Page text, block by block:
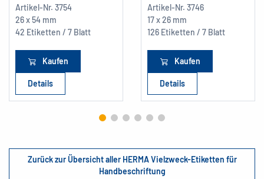
Artikel-Nr. 3754
26 x 54 mm
42 Etiketten / 7 Blatt
Kaufen
Details
Artikel-Nr. 3746
17 x 26 mm
126 Etiketten / 7 Blatt
Kaufen
Details
Zurück zur Übersicht aller HERMA Vielzweck-Etiketten für
Handbeschriftung